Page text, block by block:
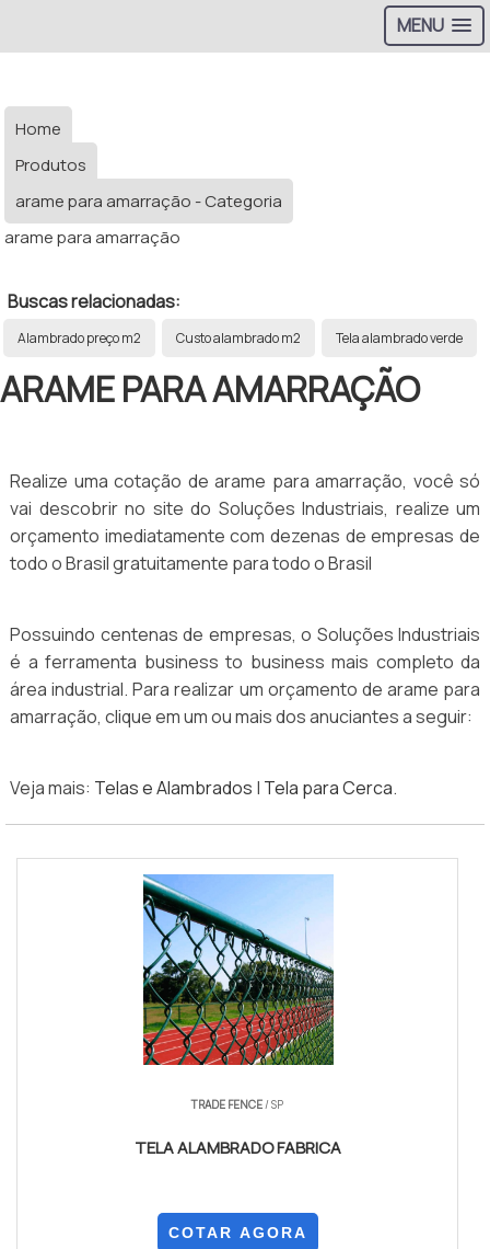
MENU
Home
Produtos
arame para amarração - Categoria
arame para amarração
Buscas relacionadas:
Alambrado preço m2 Custo alambrado m2 Tela alambrado verde
ARAME PARA AMARRAÇÃO
Realize uma cotação de arame para amarração, você só
vai descobrir no site do Soluções Industriais, realize um
orçamento imediatamente com dezenas de empresas de
todo o Brasil gratuitamente para todo o Brasil
Possuindo centenas de empresas, o Soluções Industriais
é a ferramenta business to business mais completo da
área industrial. Para realizar um orçamento de arame para
amarração, clique em um ou mais dos anuciantes a seguir:
Veja mais: Telas e Alambrados | Tela para Cerca.
TRADE FENCE/ SP
TELA ALAMBRADO FABRICA
COTAR AGORA